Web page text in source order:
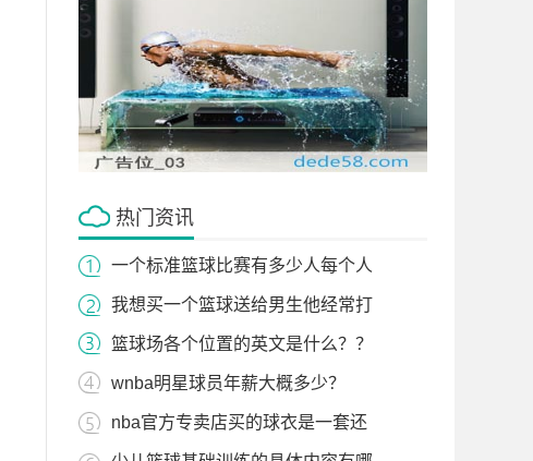
热门资讯
一个标准篮球比赛有多少人每个人
我想买一个篮球送给男生他经常打
篮球场各个位置的英文是什么？？
wnba明星球员年薪大概多少？
nba官方专卖店买的球衣是一套还